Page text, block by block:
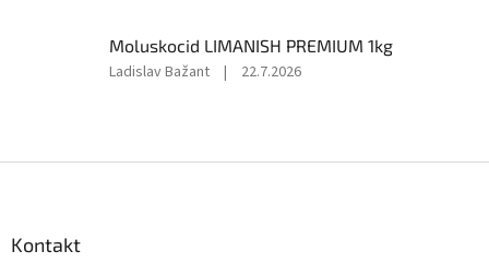
z
5
hvězdiček.
Moluskocid LIMANISH PREMIUM 1kg
Hodnocení
Ladislav Bažant | 22.7.2026
Kontakt